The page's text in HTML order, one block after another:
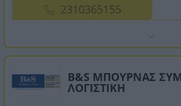
2310365155
B&S ΜΠΟΥΡΝΑΣ
ΛΟΓΙΣΤΙΚΗ